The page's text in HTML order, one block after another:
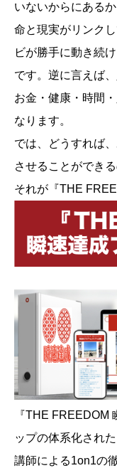
いないからにある
命と現実がリンク
ビが勝手に動き続
です。逆に言えば
お金・健康・時間
なります。
では、どうすれば
させることができ
それが『THE
『THE FREEDOM
ップの体系化され
講師による1on1の